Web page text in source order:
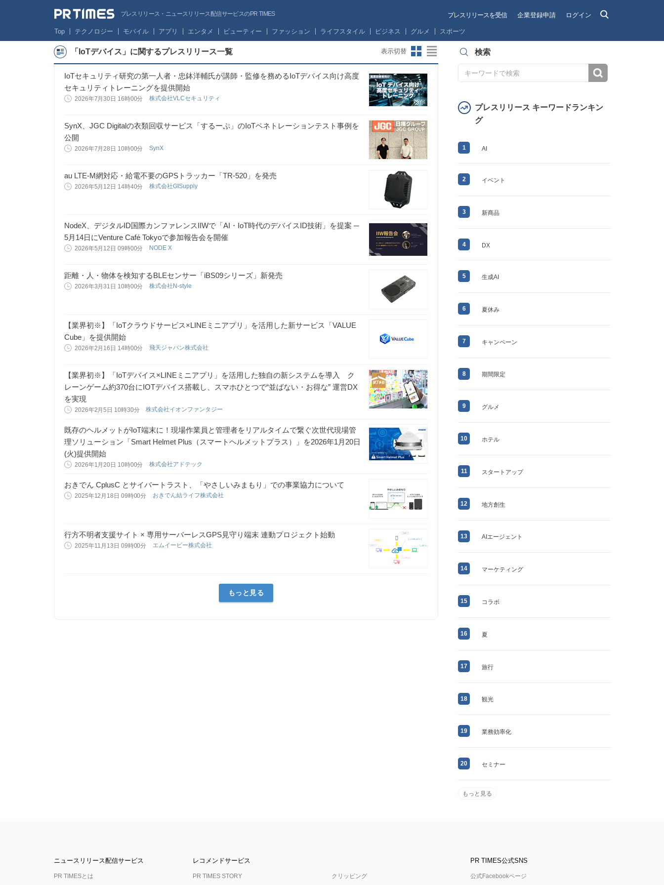
プレスリリース・ニュースリリース配信サービスのPR TIMES プレスリリースを受信 企業登録申請 ログイン
Top テクノロジー モバイル アプリ エンタメ ビューティー ファッション ライフスタイル ビジネス グルメ スポーツ
「IoTデバイス」に関するプレスリリース一覧 表示切替
IoTセキュリティ研究の第一人者・忠鉢洋輔氏が講師・監修を務めるIoTデバイス向け高度
セキュリティトレーニングを提供開始
2026年7月30日 16時00分 株式会社VLCセキュリティ
SynX、JGC Digitalの衣類回収サービス「するーぷ」のIoTペネトレーションテスト事例を
公開
2026年7月28日 10時00分 SynX
au LTE-M網対応・給電不要のGPSトラッカー「TR-520」を発売
2026年5月12日 14時40分 株式会社GISupply
NodeX、デジタルID国際カンファレンスIIWで「AI・IoT時代のデバイスID技術」を提案 ─
5月14日にVenture Café Tokyoで参加報告会を開催
2026年5月12日 09時00分 NODE X
距離・人・物体を検知するBLEセンサー「iBS09シリーズ」新発売
2026年3月31日 10時00分 株式会社N-style
【業界初※】「IoTクラウドサービス×LINEミニアプリ」を活用した新サービス「VALUE
Cube」を提供開始
2026年2月16日 14時00分 飛天ジャパン株式会社
【業界初※】「IoTデバイス×LINEミニアプリ」を活用した独自の新システムを導入 ク
レーンゲーム約370台にIOTデバイス搭載し、スマホひとつで“並ばない・お得な” 運営DX
を実現
2026年2月5日 10時30分 株式会社イオンファンタジー
既存のヘルメットがIoT端末に！現場作業員と管理者をリアルタイムで繋ぐ次世代現場管
理ソリューション「Smart Helmet Plus（スマートヘルメットプラス）」を2026年1月20日
(火)提供開始
2026年1月20日 10時00分 株式会社アドテック
おきでん CplusC とサイバートラスト、「やさしいみまもり」での事業協力について
2025年12月18日 09時00分 おきでん結ライフ株式会社
行方不明者支援サイト × 専用サーバーレスGPS見守り端末 連動プロジェクト始動
2025年11月13日 09時00分 エムイービー株式会社
もっと見る
検索
プレスリリース キーワードランキン
グ
1 AI
2 イベント
3 新商品
4 DX
5 生成AI
6 夏休み
7 キャンペーン
8 期間限定
9 グルメ
10 ホテル
11 スタートアップ
12 地方創生
13 AIエージェント
14 マーケティング
15 コラボ
16 夏
17 旅行
18 観光
19 業務効率化
20 セミナー
もっと見る
ニュースリリース配信サービス
PR TIMESとは
レコメンドサービス
PR TIMES STORY クリッピング
PR TIMES公式SNS
公式Facebookページ